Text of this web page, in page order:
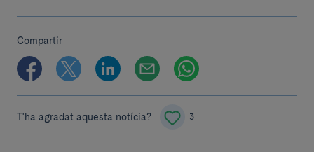
Compartir
T'ha agradat aquesta notícia? 3